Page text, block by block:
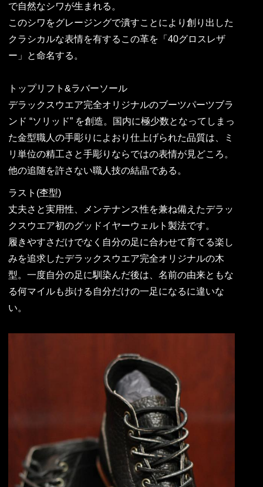
で自然なシワが生まれる。
このシワをグレージングで潰すことにより創り出した
クラシカルな表情を有するこの革を「40グロスレザ
ー」と命名する。
トップリフト&ラバーソール
デラックスウエア完全オリジナルのブーツパーツブラ
ンド “ソリッド” を創造。国内に極少数となってしまっ
た金型職人の手彫りによおり仕上げられた品質は、ミ
リ単位の精工さと手彫りならではの表情が見どころ。
他の追随を許さない職人技の結晶である。
ラスト(杢型)
丈夫さと実用性、メンテナンス性を兼ね備えたデラッ
クスウエア初のグッドイヤーウェルト製法です。
履きやすさだけでなく自分の足に合わせて育てる楽し
みを追求したデラックスウエア完全オリジナルの木
型。一度自分の足に馴染んだ後は、名前の由来ともな
る何マイルも歩ける自分だけの一足になるに違いな
い。